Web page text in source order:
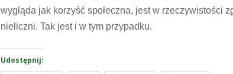
wygląda jak korzyść społeczna, jest w rzeczywistości
nieliczni. Tak jest i w tym przypadku.
Udostępnij: